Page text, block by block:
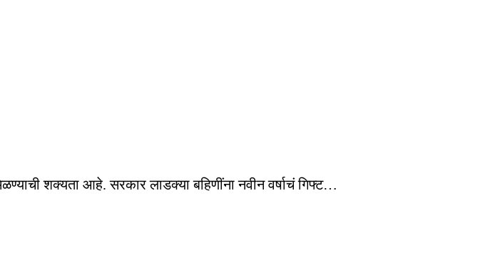
शक्यता आहे. सरकार लाडक्या बहिणींना नवीन वर्षाचं गिफ्ट…